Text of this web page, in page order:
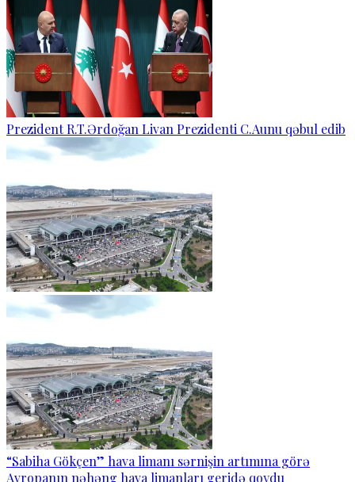
Prezident R.T.Ərdoğan Livan Prezidenti C.Aunu qəbul edib
“Sabiha Gökçen” hava limanı sərnişin artımına görə
Avropanın nəhəng hava limanları geridə qoydu